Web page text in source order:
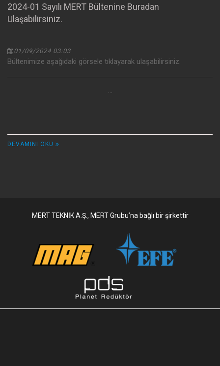
2024-01 Sayılı MERT Bültenine Buradan
Ulaşabilirsiniz.
01/09/2024 03:03
Bültenimize aşağıdaki görsele tıklayarak ulaşabilirsiniz.
DEVAMINI OKU
MERT TEKNİK A.Ş., MERT Grubu’na bağlı bir şirkettir